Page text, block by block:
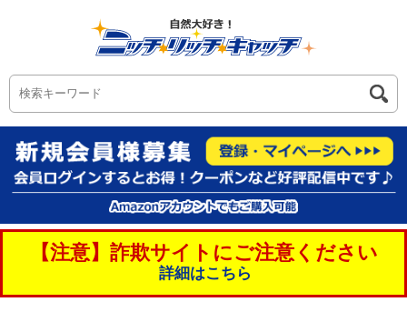
【注意】詐欺サイトにご注意ください
詳細はこちら